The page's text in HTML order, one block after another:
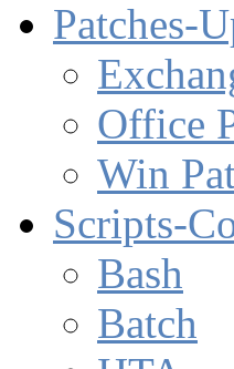
Patches-
Office
Win
Scripts-
Bash
Batch